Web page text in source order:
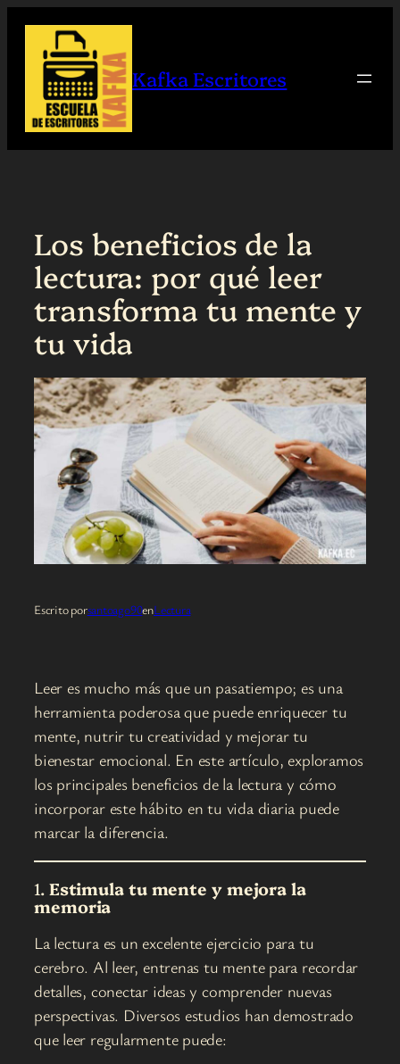
contenido
Kafka Escritores
Los beneficios de la
lectura: por qué leer
transforma tu mente y
tu vida
Escrito porsantoago90enLectura
Leer es mucho más que un pasatiempo; es una
herramienta poderosa que puede enriquecer tu
mente, nutrir tu creatividad y mejorar tu
bienestar emocional. En este artículo, exploramos
los principales beneficios de la lectura y cómo
incorporar este hábito en tu vida diaria puede
marcar la diferencia.
1.Estimula tu mente y mejora la
memoria
La lectura es un excelente ejercicio para tu
cerebro. Al leer, entrenas tu mente para recordar
detalles, conectar ideas y comprender nuevas
perspectivas. Diversos estudios han demostrado
que leer regularmente puede: